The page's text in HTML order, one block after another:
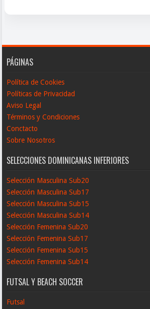
PÁGINAS
Política de Cookies
Políticas de Privacidad
Aviso Legal
Términos y Condiciones
Conctacto
Sobre Nosotros
SELECCIONES DOMINICANAS INFERIORES
Selección Masculina Sub20
Selección Masculina Sub17
Selección Masculina Sub15
Selección Masculina Sub14
Selección Femenina Sub20
Selección Femenina Sub17
Selección Femenina Sub15
Selección Femenina Sub14
FUTSAL Y BEACH SOCCER
Futsal